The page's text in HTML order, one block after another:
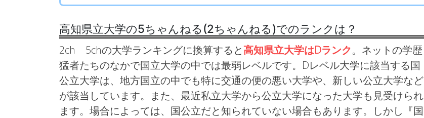
高知県立大学の5ちゃんねる(2ちゃんねる)でのランクは？
2ch 5chの大学ランキングに換算すると高知県立大学はDランク。ネットの学歴
猛者たちのなかで国立大学の中では最弱レベルです。Dレベル大学に該当する国
公立大学は、地方国立の中でも特に交通の便の悪い大学や、新しい公立大学など
が該当しています。また、最近私立大学から公立大学になった大学も見受けられ
ます。場合によっては、国公立だと知られていない場合もあります。しかし『国